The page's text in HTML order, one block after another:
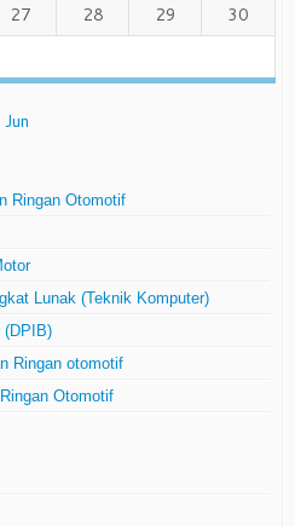
27 28 29
30
Jun
Ringan Otomotif
Lunak (Teknik Komputer)
(DPIB)
Ringan otomotif
Otomotif